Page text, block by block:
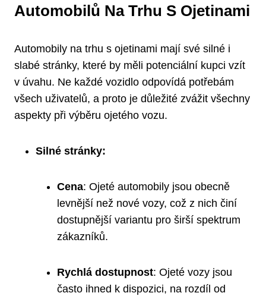
Automobilů Na Trhu S⁢ Ojetinami
Automobily na ⁢trhu s ojetinami mají své ‍silné i⁤
slabé stránky, které⁣ by měli potenciální kupci vzít
v úvahu. Ne každé vozidlo odpovídá potřebám
všech uživatelů, a‍ proto je důležité zvážit všechny
aspekty ⁢při ‌výběru ojetého⁢ vozu.
Silné stránky:
Cena: Ojeté automobily ⁣jsou ⁢obecně
levnější než nové ⁤vozy, což z nich činí
dostupnější variantu pro širší ​spektrum
zákazníků.
Rychlá dostupnost: Ojeté⁤ vozy ‍jsou
často ihned k dispozici, na rozdíl​ od